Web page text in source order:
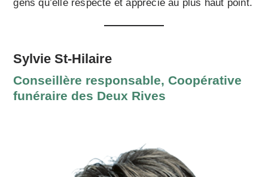
gens qu’elle respecte et apprécie au plus haut point.
Sylvie St-Hilaire
Conseillère responsable, Coopérative
funéraire des Deux Rives